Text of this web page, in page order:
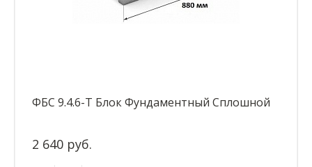
ФБС 9.4.6-Т Блок Фундаментный Сплошной
2 640 руб.